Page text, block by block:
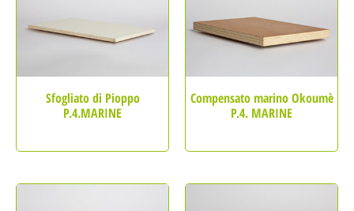
Sfogliato di Pioppo
P.4.MARINE
Compensato marino Okoumè
P.4. MARINE